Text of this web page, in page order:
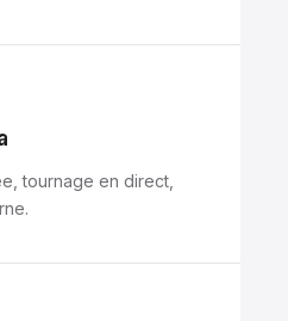
tournage en direct,